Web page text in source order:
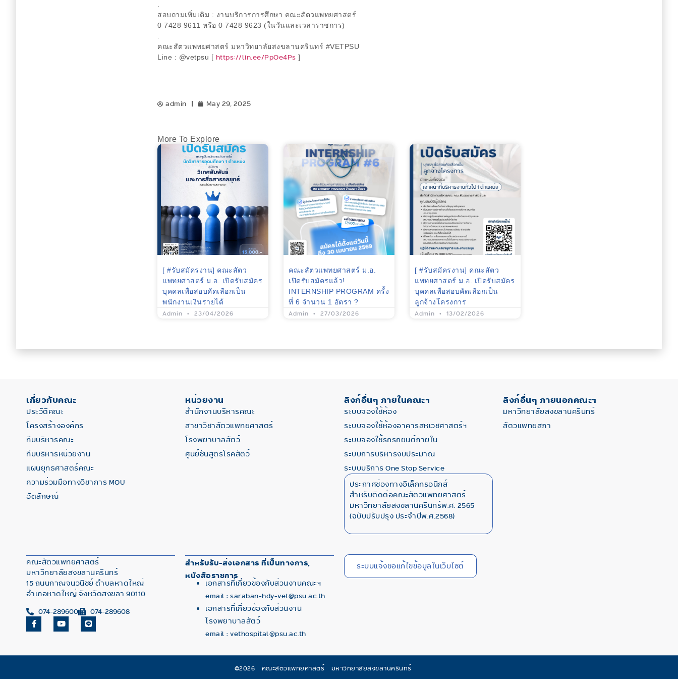
สอบถามเพิ่มเติม : งานบริการการศึกษา คณะสัตวแพทยศาสตร์
0 7428 9611 หรือ 0 7428 9623 (ในวันและเวลาราชการ)
คณะสัตวแพทยศาสตร์ มหาวิทยาลัยสงขลานครินทร์ #VETPSU
Line : @vetpsu [ https://lin.ee/PpOe4Ps ]
admin May 29, 2025
More To Explore
[ #รับสมัครงาน] คณะสัตว
แพทยศาสตร์ ม.อ. เปิดรับสมัคร
บุคคลเพื่อสอบคัดเลือกเป็น
พนักงานเงินรายได้
Admin 23/04/2026
คณะสัตวแพทยศาสตร์ ม.อ.
เปิดรับสมัครแล้ว!
INTERNSHIP PROGRAM ครั้ง
ที่ 6 จำนวน 1 อัตรา ?
Admin 27/03/2026
[ #รับสมัครงาน] คณะสัตว
แพทยศาสตร์ ม.อ. เปิดรับสมัคร
บุคคลเพื่อสอบคัดเลือกเป็น
ลูกจ้างโครงการ
Admin 13/02/2026
เกี่ยวกับคณะ
ประวัติคณะ
โครงสร้างองค์กร
ทีมบริหารคณะ
ทีมบริหารหน่วยงาน
แผนยุทธศาสตร์คณะ
ความร่วมมือทางวิชาการ MOU
อัตลักษณ์
หน่วยงาน
สำนักงานบริหารคณะ
สาขาวิชาสัตวแพทยศาสตร์
โรงพยาบาลสัตว์
ศูนย์ชันสูตรโรคสัตว์
ลิงก์อื่นๆ ภายในคณะฯ
ระบบจองใช้ห้อง
ระบบจองใช้ห้องอาคารสหเวชศาสตร์ฯ
ระบบจองใช้รถรถยนต์ภายใน
ระบบการบริหารงบประมาณ
ระบบบริการ One Stop Service
ประกาศช่องทางอิเล็กทรอนิกส์
สำหรับติดต่อคณะสัตวแพทยศาสตร์
มหาวิทยาลัยสงขลานครินทร์พ.ศ. 2565
(ฉบับปรับปรุง ประจำปีพ.ศ.2568)
ลิงก์อื่นๆ ภายนอกคณะฯ
มหาวิทยาลัยสงขลานครินทร์
สัตวแพทยสภา
คณะสัตวแพทยศาสตร์
มหาวิทยาลัยสงขลานครินทร์
15 ถนนกาญจนวนิชย์ ตำบลหาดใหญ่
อำเภอหาดใหญ่ จังหวัดสงขลา 90110
074-289600
074-289608
สำหรับรับ-ส่งเอกสาร ที่เป็นทางการ,
หนังสือราชการ
เอกสารที่เกี่ยวข้องกับส่วนงานคณะฯ
email : saraban-hdy-vet@psu.ac.th
เอกสารที่เกี่ยวข้องกับส่วนงาน
โรงพยาบาลสัตว์
email : vethospital@psu.ac.th
ระบบแจ้งขอแก้ไขข้อมูลในเว็บไซต์
©2026 คณะสัตวแพทยศาสตร์ มหาวิทยาลัยสงขลานครินทร์